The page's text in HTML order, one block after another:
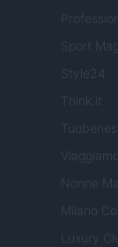
Sport
Style24
Viaggiamo
Nonne
Milano
Luxury